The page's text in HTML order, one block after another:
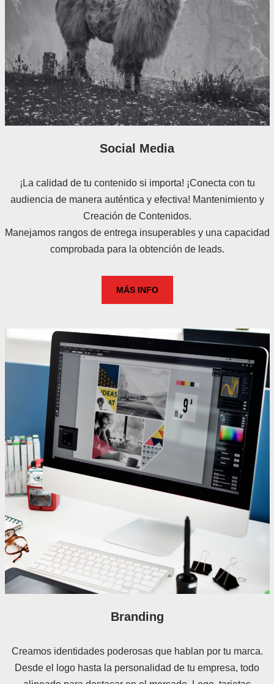
Social Media
¡La calidad de tu contenido si importa! ¡Conecta con tu
audiencia de manera auténtica y efectiva! Mantenimiento y
Creación de Contenidos.
Manejamos rangos de entrega insuperables y una capacidad
comprobada para la obtención de leads.
MÁS INFO
Branding
Creamos identidades poderosas que hablan por tu marca.
Desde el logo hasta la personalidad de tu empresa, todo